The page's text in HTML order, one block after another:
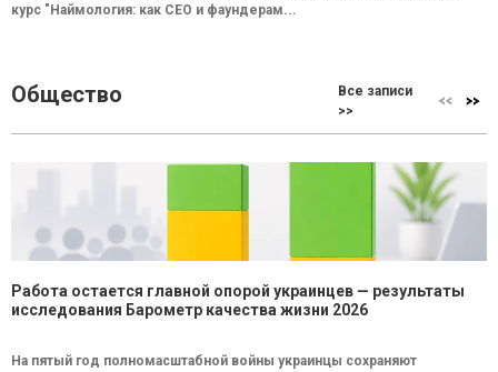
курс "Наймология: как СEO и фаундерам...
Общество
Все записи
>>
Работа остается главной опорой украинцев — результаты
исследования Барометр качества жизни 2026
На пятый год полномасштабной войны украинцы сохраняют